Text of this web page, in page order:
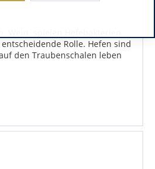
Rolle. Hefen sind
den Traubenschalen leben